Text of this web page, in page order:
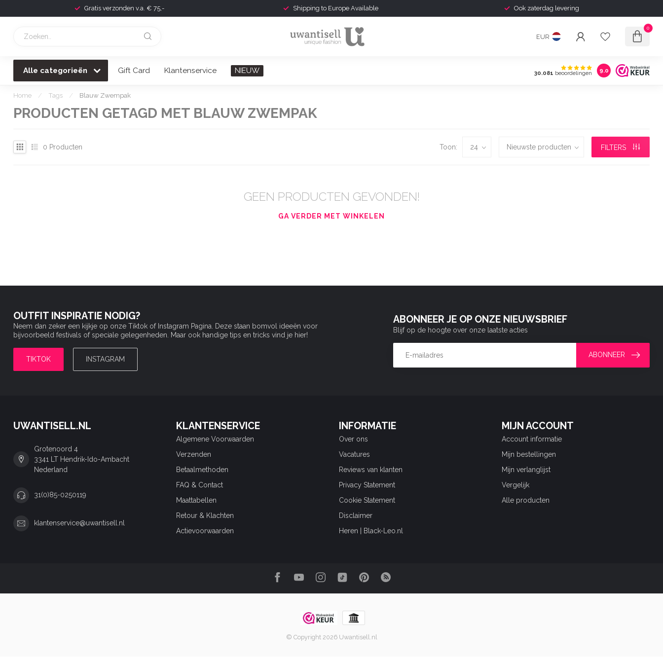
Gratis verzonden v.a. € 75,- Shipping to Europe Available Ook zaterdag levering
EUR
0
Alle categorieën Gift Card Klantenservice NIEUW 30.081 beoordelingen 9.0
Home / Tags / Blauw Zwempak
PRODUCTEN GETAGD MET BLAUW ZWEMPAK
0 Producten Toon: FILTERS
GEEN PRODUCTEN GEVONDEN!
GA VERDER MET WINKELEN
OUTFIT INSPIRATIE NODIG?
Neem dan zeker een kijkje op onze Tiktok of Instagram Pagina. Deze staan bomvol ideeën voor
bijvoorbeeld festivals of speciale gelegenheden. Maar ook handige tips en tricks vind je hier!
TIKTOK INSTAGRAM
ABONNEER JE OP ONZE NIEUWSBRIEF
Blijf op de hoogte over onze laatste acties
ABONNEER
UWANTISELL.NL
Grotenoord 4
3341 LT Hendrik-Ido-Ambacht
Nederland
31(0)85-0250119
klantenservice@uwantisell.nl
KLANTENSERVICE
Algemene Voorwaarden
Verzenden
Betaalmethoden
FAQ & Contact
Maattabellen
Retour & Klachten
Actievoorwaarden
INFORMATIE
Over ons
Vacatures
Reviews van klanten
Privacy Statement
Cookie Statement
Disclaimer
Heren | Black-Leo.nl
MIJN ACCOUNT
Account informatie
Mijn bestellingen
Mijn verlanglijst
Vergelijk
Alle producten
© Copyright 2026 Uwantisell.nl